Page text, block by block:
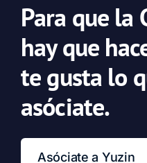
Para que la
hay que
te gusta lo
asóciate.
Asóciate a Yuzin